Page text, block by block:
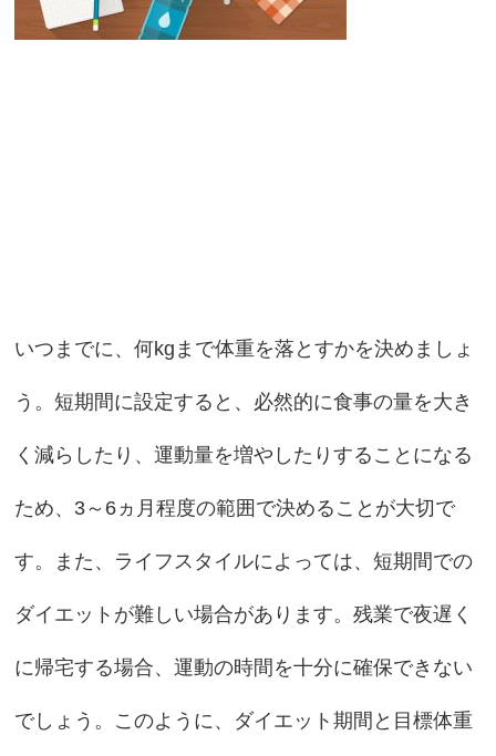
いつまでに、何kgまで体重を落とすかを決めましょ
う。短期間に設定すると、必然的に食事の量を大き
く減らしたり、運動量を増やしたりすることになる
ため、3～6ヵ月程度の範囲で決めることが大切で
す。また、ライフスタイルによっては、短期間での
ダイエットが難しい場合があります。残業で夜遅く
に帰宅する場合、運動の時間を十分に確保できない
でしょう。このように、ダイエット期間と目標体重